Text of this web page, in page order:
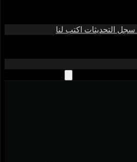
سجل التحديثات اكتب لنا